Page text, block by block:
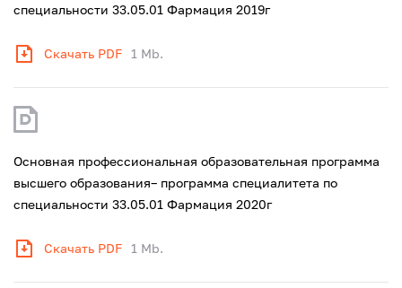
специальности 33.05.01 Фармация 2019г
Скачать PDF 1 Mb.
Основная профессиональная образовательная программа
высшего образования– программа специалитета по
специальности 33.05.01 Фармация 2020г
Скачать PDF 1 Mb.